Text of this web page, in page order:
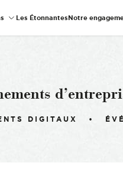
Les ÉtonnantesNotre
DIGITAUX